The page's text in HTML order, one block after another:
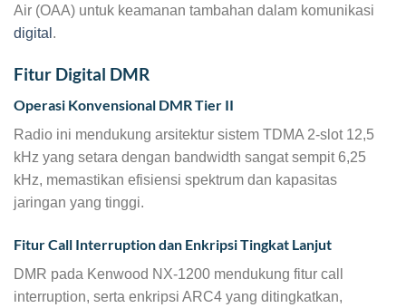
Air (OAA) untuk keamanan tambahan dalam komunikasi
digital .
Fitur Digital DMR
Operasi Konvensional DMR Tier II
Radio ini mendukung arsitektur sistem TDMA 2-slot 12,5
kHz yang setara dengan bandwidth sangat sempit 6,25
kHz, memastikan efisiensi spektrum dan kapasitas
jaringan yang tinggi.
Fitur Call Interruption dan Enkripsi Tingkat Lanjut
DMR pada Kenwood NX-1200 mendukung fitur call
interruption, serta enkripsi ARC4 yang ditingkatkan,